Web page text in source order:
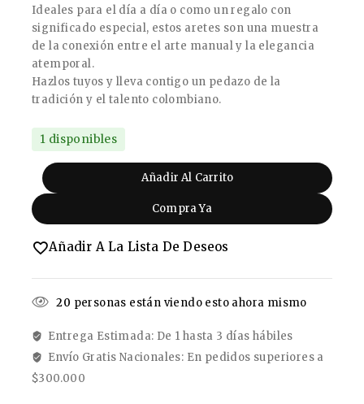
Ideales para el día a día o como un regalo con
significado especial, estos aretes son una muestra
de la conexión entre el arte manual y la elegancia
atemporal.
Hazlos tuyos y lleva contigo un pedazo de la
tradición y el talento colombiano.
1 disponibles
Añadir Al Carrito
Compra Ya
Añadir A La Lista De Deseos
20 personas están viendo esto ahora mismo
Entrega Estimada: De 1 hasta 3 días hábiles
Envío Gratis Nacionales: En pedidos superiores a
$300.000